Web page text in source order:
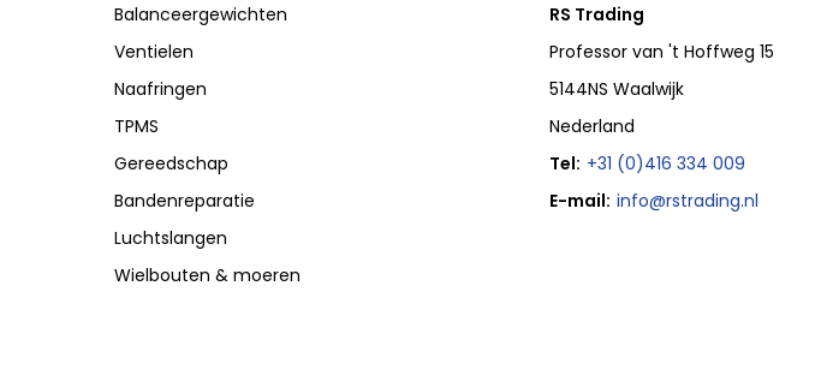
Balanceergewichten
Ventielen
Naafringen
TPMS
Gereedschap
Bandenreparatie
Luchtslangen
Wielbouten & moeren
RS Trading
Professor van 't Hoffweg 15
5144NS Waalwijk
Nederland
Tel: +31 (0)416 334 009
E-mail: info@rstrading.nl